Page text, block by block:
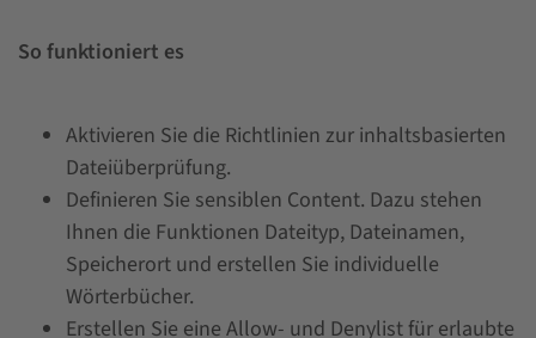
So funktioniert es
Aktivieren Sie die Richtlinien zur inhaltsbasierten
Dateiüberprüfung.
Definieren Sie sensiblen Content. Dazu stehen
Ihnen die Funktionen Dateityp, Dateinamen,
Speicherort und erstellen Sie individuelle
Wörterbücher.
Erstellen Sie eine Allow- und Denylist für erlaubte